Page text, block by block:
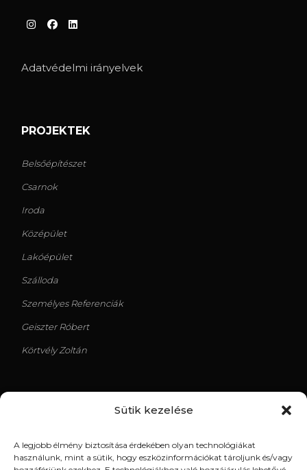
Sütik kezelése
A legjobb élmény biztosítása érdekében olyan technológiákat
használunk, mint a sütik, hogy eszközinformációkat tároljunk és/vagy
Adatvédelmi irányelvek
PROJEKTEK
Belsőépítészet
Csarnok
Iroda
Középület
Lakóépület
Szálloda
Személyes Referenciák
Geiszter Róbert
Körtvély Zoltán
Kispest Uszoda